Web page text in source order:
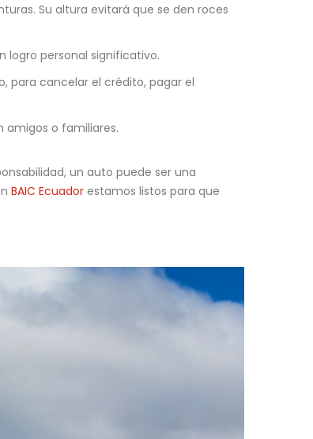
Su altura evitará que se den roces
logro personal significativo.
para cancelar el crédito, pagar el
amigos o familiares.
un auto puede ser una
BAIC Ecuador estamos listos para que